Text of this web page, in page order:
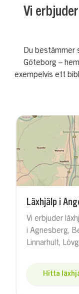
Vi
Du bestämmer
Göteborg –
exempelvis ett
Läxhjälp i
Vi erbjuder
i Agnesberg,
Linnarhult,
Hitta